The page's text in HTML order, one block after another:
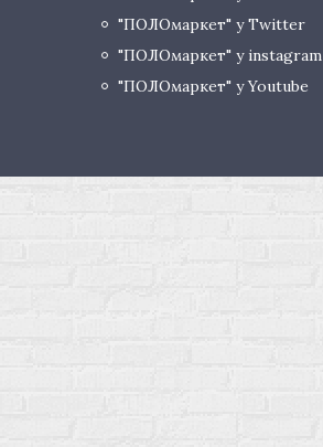
"ПОЛОмаркет" у Twitter
"ПОЛОмаркет" у instagram
"ПОЛОмаркет" у Youtube